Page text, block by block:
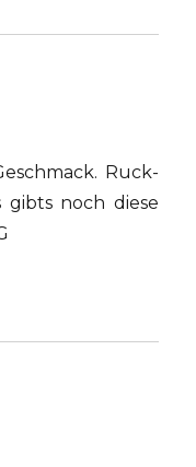
Ruck-
noch diese